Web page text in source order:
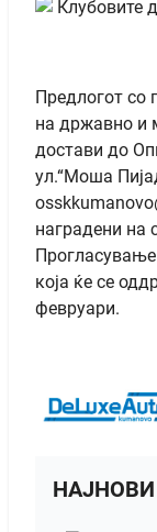
Предлогот со
на државно и
достави до
ул.“Моша
наградени на
Прогласување
која ќе се
февруари.
НАЈНОВИ